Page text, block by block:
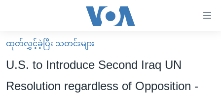
လွယ်ကူ
စေ
သည့်
မူလစာမျက်နှာ
မြန်မာ
ကမ္ဘာ့သတင်းများ
ထုတ်လွှင့်ခဲ့ပြီး သတင်းများ
U.S. to Introduce Second Iraq UN
Resolution regardless of Opposition -